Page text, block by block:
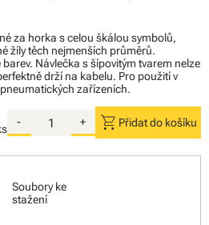
za horka s celou škálou symbolů,
žíly těch nejmenších průměrů.
Návlečka s šípovitým tvarem nelze
drží na kabelu. Pro použití v
zařízeních.
- + shopping_cart Přidat do košíku
Soubory ke
stažení